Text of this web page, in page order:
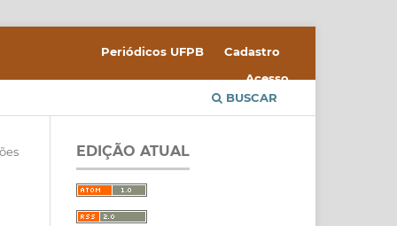
BUSCAR
Periódicos UFPB
Cadastro
Acesso
EDIÇÃO ATUAL